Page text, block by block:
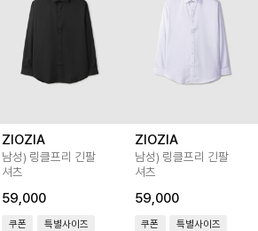
ZIOZIA
남성) 링클프리 긴팔
셔츠
59,000
쿠폰 특별사이즈
ZIOZIA
남성) 링클프리 긴팔
셔츠
59,000
쿠폰 특별사이즈